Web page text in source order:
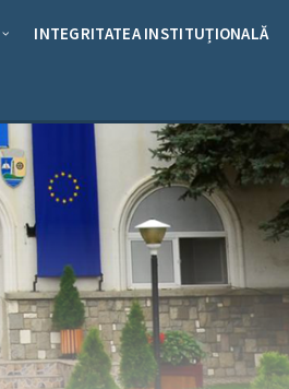
INTEGRITATEA INSTITUȚIONALĂ